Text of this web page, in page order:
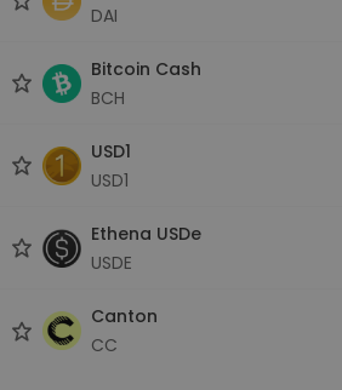
DAI
Bitcoin Cash
BCH
USD1
USD1
Ethena USDe
USDE
Canton
CC